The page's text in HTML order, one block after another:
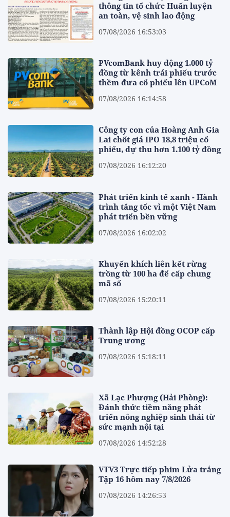
thông tin tổ chức Huấn luyện
an toàn, vệ sinh lao động
07/08/2026 16:53:03
PVcomBank huy động 1.000 tỷ
đồng từ kênh trái phiếu trước
thềm đưa cổ phiếu lên UPCoM
07/08/2026 16:14:58
Công ty con của Hoàng Anh Gia
Lai chốt giá IPO 18,8 triệu cổ
phiếu, dự thu hơn 1.100 tỷ đồng
07/08/2026 16:12:20
Phát triển kinh tế xanh - Hành
trình tăng tốc vì một Việt Nam
phát triển bền vững
07/08/2026 16:02:02
Khuyến khích liên kết rừng
trồng từ 100 ha để cấp chung
mã số
07/08/2026 15:20:11
Thành lập Hội đồng OCOP cấp
Trung ương
07/08/2026 15:18:11
Xã Lạc Phượng (Hải Phòng):
Đánh thức tiềm năng phát
triển nông nghiệp sinh thái từ
sức mạnh nội tại
07/08/2026 14:52:28
VTV3 Trực tiếp phim Lửa trắng
Tập 16 hôm nay 7/8/2026
07/08/2026 14:26:53